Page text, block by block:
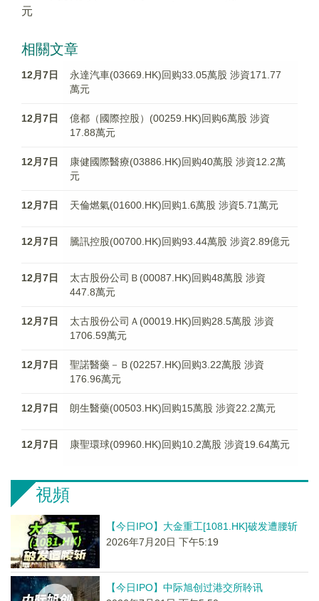
元
相關文章
12月7日
永達汽車(03669.HK)回购33.05萬股 涉資171.77
萬元
12月7日
億都（國際控股）(00259.HK)回购6萬股 涉資
17.88萬元
12月7日
康健國際醫療(03886.HK)回购40萬股 涉資12.2萬
元
12月7日 天倫燃氣(01600.HK)回购1.6萬股 涉資5.71萬元
12月7日 騰訊控股(00700.HK)回购93.44萬股 涉資2.89億元
12月7日
太古股份公司Ｂ(00087.HK)回购48萬股 涉資
447.8萬元
12月7日
太古股份公司Ａ(00019.HK)回购28.5萬股 涉資
1706.59萬元
12月7日
聖諾醫藥－Ｂ(02257.HK)回购3.22萬股 涉資
176.96萬元
12月7日 朗生醫藥(00503.HK)回购15萬股 涉資22.2萬元
12月7日 康聖環球(09960.HK)回购10.2萬股 涉資19.64萬元
視頻
【今日IPO】大金重工[1081.HK]破发遭腰斩
2026年7月20日 下午5:19
【今日IPO】中际旭创过港交所聆讯